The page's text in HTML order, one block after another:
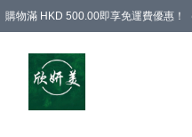
購物滿 HKD 500.00即享免運費優惠！